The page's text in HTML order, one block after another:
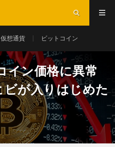
仮想通貨 ビットコイン
イン価格に異常
ビが入りはじめた